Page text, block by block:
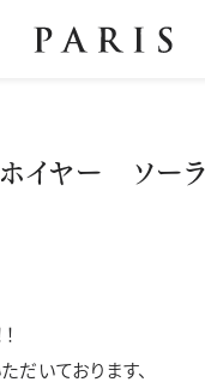
イヤー ソー
いております、